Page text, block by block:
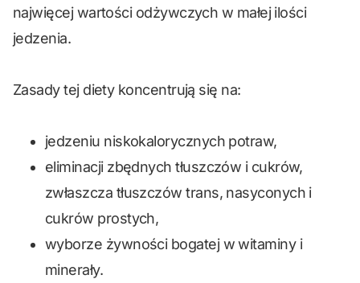
najwięcej wartości odżywczych w małej ilości
jedzenia.
Zasady tej diety koncentrują się na:
jedzeniu niskokalorycznych potraw,
eliminacji zbędnych tłuszczów i cukrów,
zwłaszcza tłuszczów trans, nasyconych i
cukrów prostych,
wyborze żywności bogatej w witaminy i
minerały.